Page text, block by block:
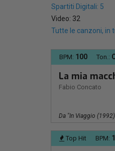
Spartiti Digitali: 5
Video: 32
Tutte le canzoni, in
BPM: 100 Ton.:
La mia
Fabio Concato
Da "In Viaggio
Top Hit BPM: